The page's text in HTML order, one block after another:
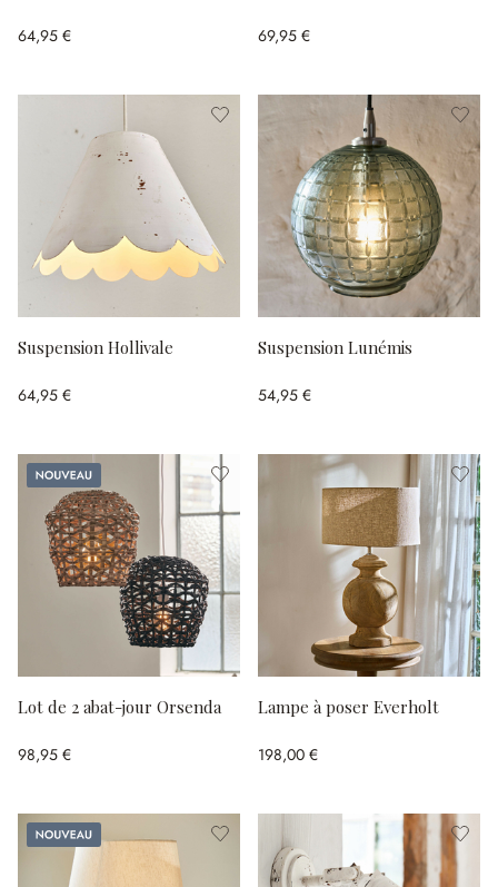
64,95 € 69,95 €
Suspension Hollivale
64,95 €
Suspension Lunémis
54,95 €
Nouveau
Lot de 2 abat-jour Orsenda
98,95 €
Lampe à poser Everholt
198,00 €
Nouveau